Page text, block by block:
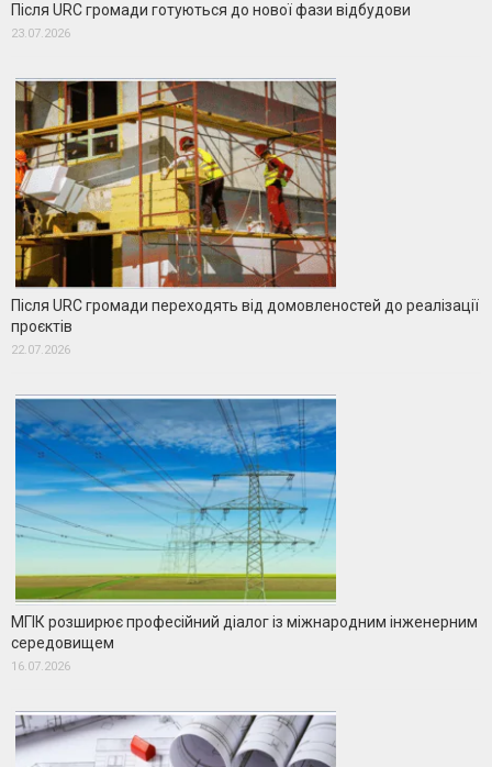
Після URC громади готуються до нової фази відбудови
23.07.2026
Після URC громади переходять від домовленостей до реалізації
проєктів
22.07.2026
МГІК розширює професійний діалог із міжнародним інженерним
середовищем
16.07.2026